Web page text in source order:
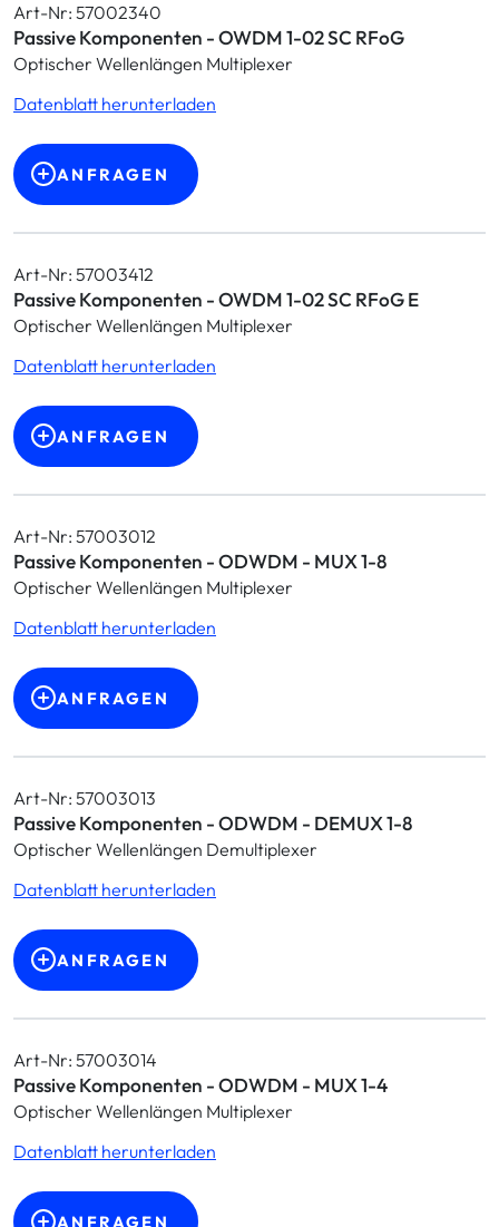
Art-Nr: 57002340
Passive Komponenten - OWDM 1-02 SC RFoG
Optischer Wellenlängen Multiplexer
Datenblatt herunterladen
ANFRAGEN
Art-Nr: 57003412
Passive Komponenten - OWDM 1-02 SC RFoG E
Optischer Wellenlängen Multiplexer
Datenblatt herunterladen
ANFRAGEN
Art-Nr: 57003012
Passive Komponenten - ODWDM - MUX 1-8
Optischer Wellenlängen Multiplexer
Datenblatt herunterladen
ANFRAGEN
Art-Nr: 57003013
Passive Komponenten - ODWDM - DEMUX 1-8
Optischer Wellenlängen Demultiplexer
Datenblatt herunterladen
ANFRAGEN
Art-Nr: 57003014
Passive Komponenten - ODWDM - MUX 1-4
Optischer Wellenlängen Multiplexer
Datenblatt herunterladen
ANFRAGEN